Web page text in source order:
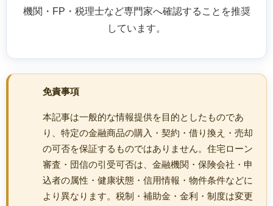
機関・FP・税理士など専門家へ確認することを推奨
しています。
免責事項
本記事は一般的な情報提供を目的としたものであ
り、特定の金融商品の購入・契約・借り換え・売却
の可否を保証するものではありません。住宅ローン
審査・団信の引受可否は、金融機関・保険会社・申
込者の属性・健康状態・信用情報・物件条件などに
より異なります。税制・補助金・金利・制度は変更